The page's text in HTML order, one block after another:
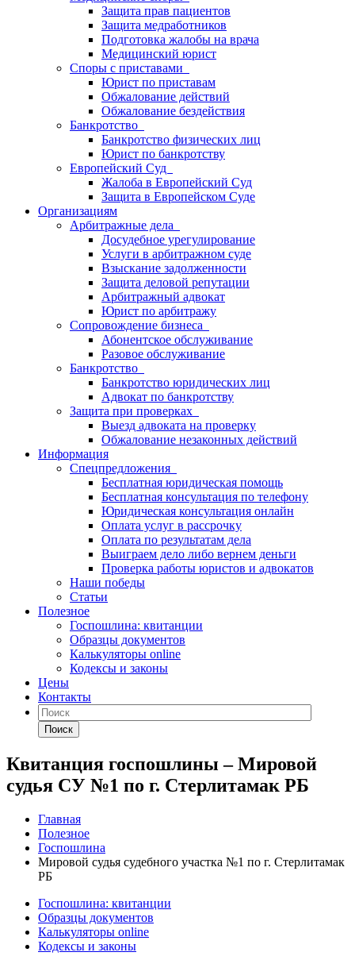
Защита прав пациентов
Защита медработников
Подготовка жалобы на врача
Медицинский юрист
Споры с приставами
Юрист по приставам
Обжалование действий
Обжалование бездействия
Банкротство
Банкротство физических лиц
Юрист по банкротству
Европейский Суд
Жалоба в Европейский Суд
Защита в Европейском Суде
Организациям
Арбитражные дела
Досудебное урегулирование
Услуги в арбитражном суде
Взыскание задолженности
Защита деловой репутации
Арбитражный адвокат
Юрист по арбитражу
Сопровождение бизнеса
Абонентское обслуживание
Разовое обслуживание
Банкротство
Банкротство юридических лиц
Адвокат по банкротству
Защита при проверках
Выезд адвоката на проверку
Обжалование незаконных действий
Информация
Спецпредложения
Бесплатная юридическая помощь
Бесплатная консультация по телефону
Юридическая консультация онлайн
Оплата услуг в рассрочку
Оплата по результатам дела
Выиграем дело либо вернем деньги
Проверка работы юристов и адвокатов
Наши победы
Статьи
Полезное
Госпошлина: квитанции
Образцы документов
Калькуляторы online
Кодексы и законы
Цены
Контакты
Поиск
Квитанция госпошлины – Мировой
судья СУ №1 по г. Стерлитамак РБ
Главная
Полезное
Госпошлина
Мировой судья судебного участка №1 по г. Стерлитамак
РБ
Госпошлина: квитанции
Образцы документов
Калькуляторы online
Кодексы и законы